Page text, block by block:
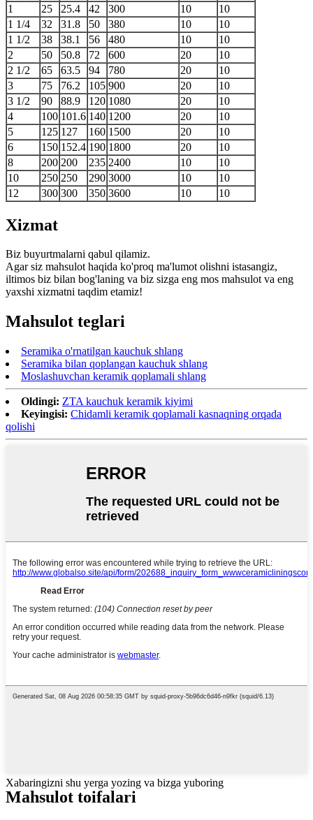
1
25 25.4 42 300 10
10
1 1/4
32 31.8 50 380 10
10
1 1/2
38 38.1 56 480 10
10
2
50 50.8 72 600 20
10
2 1/2
65 63.5 94 780 20
10
3
75 76.2 105 900 20
10
3 1/2
90 88.9 120 1080 20
10
4
100 101.6 140 1200 20
10
5
125 127 160 1500 20
10
6
150 152.4 190 1800 20
10
8
200 200 235 2400 10
10
10
250 250 290 3000 10
10
12
300 300 350 3600 10 10
Xizmat
Biz buyurtmalarni qabul qilamiz.
Agar siz mahsulot haqida ko'proq ma'lumot olishni istasangiz,
iltimos biz bilan bog'laning va biz sizga eng mos mahsulot va eng
yaxshi xizmatni taqdim etamiz!
Mahsulot teglari
Seramika o'rnatilgan kauchuk shlang
Seramika bilan qoplangan kauchuk shlang
Moslashuvchan keramik qoplamali shlang
Oldingi: ZTA kauchuk keramik kiyimi
Keyingisi: Chidamli keramik qoplamali kasnaqning orqada
qolishi
Xabaringizni shu yerga yozing va bizga yuboring
Mahsulot toifalari